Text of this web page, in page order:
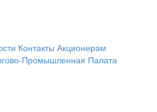
Контакты Акционерам
Промышленная Палата